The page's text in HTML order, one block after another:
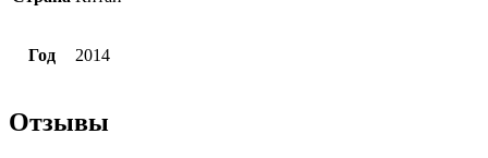
Год 2014
Отзывы